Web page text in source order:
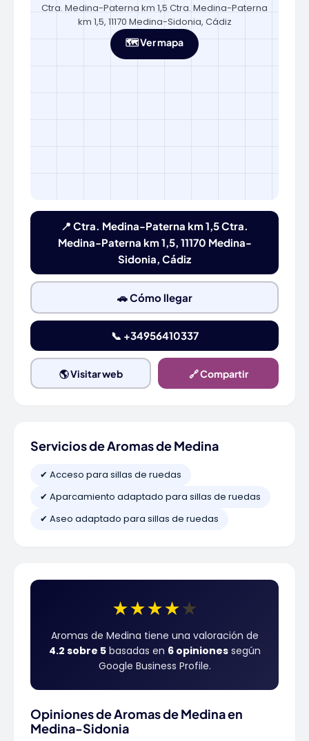
Ctra. Medina-Paterna km 1,5 Ctra. Medina-Paterna
km 1,5, 11170 Medina-Sidonia, Cádiz
🗺️ Ver mapa
📍 Ctra. Medina-Paterna km 1,5 Ctra.
Medina-Paterna km 1,5, 11170 Medina-
Sidonia, Cádiz
🚗 Cómo llegar
📞 +34956410337
🌎 Visitar web 🔗 Compartir
Servicios de Aromas de Medina
✔ Acceso para sillas de ruedas
✔ Aparcamiento adaptado para sillas de ruedas
✔ Aseo adaptado para sillas de ruedas
★★★★★
Aromas de Medina tiene una valoración de
4.2 sobre 5basadas en 6 opinionessegún
Google Business Profile.
Opiniones de Aromas de Medina en
Medina-Sidonia